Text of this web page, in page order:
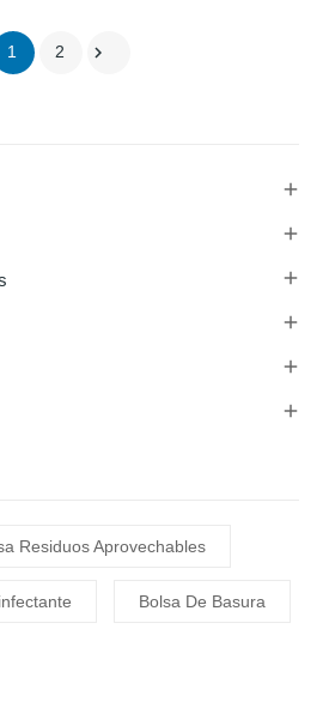






Residuos Aprovechables
Bolsa De Basura
1 2 